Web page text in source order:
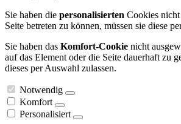
Sie haben die personalisierten Cookies
Seite betreten zu können, müssen sie diese
Sie haben das Komfort-Cookie nicht
auf das Element oder die Seite dauerhaft zu
dieses per Auswahl zulassen.
Notwendig
Komfort
Personalisiert